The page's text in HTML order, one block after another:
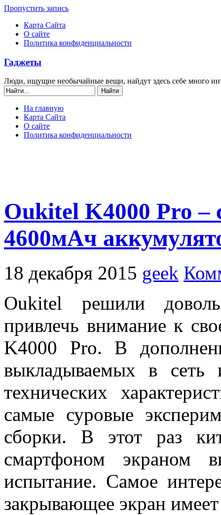
Пропустить запись
Карта Сайта
О сайте
Политика конфиденциальности
Гаджеты
Люди, ищущие необычайные вещи, найдут здесь себе много
На главную
Карта Сайта
О сайте
Политика конфиденциальности
Oukitel K4000 Pro –
4600мАч
18 декабря 2015 geek
Oukitel решили
привлечь внимание к
K4000 Pro. В
выкладываемых в сеть
технических
самые суровые
сборки. В этот раз
смартфоном экраном
испытание. Самое
закрывающее экран